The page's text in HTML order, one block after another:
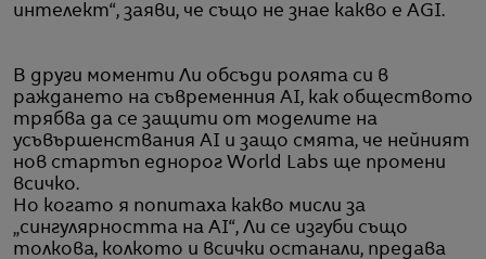
интелект“, заяви, че също не знае какво е AGI.
В други моменти Ли обсъди ролята си в
раждането на съвременния AI, как обществото
трябва да се защити от моделите на
усъвършенствания AI и защо смята, че нейният
нов стартъп еднорог World Labs ще промени
всичко.
Но когато я попитаха какво мисли за
„сингулярността на AI“, Ли се изгуби също
толкова, колкото и всички останали, предава